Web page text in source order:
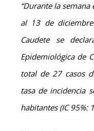
“Durante la
al 13 de
Caudete se
Epidemiológica de
total de 27 casos
tasa de incidencia
habitantes (IC 95%: